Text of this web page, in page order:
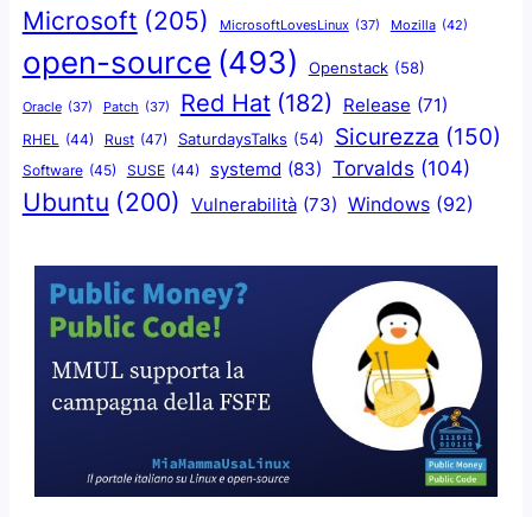
Microsoft (205) MicrosoftLovesLinux (37) Mozilla (42)
open-source (493) Openstack (58)
Oracle (37) Patch (37) Red Hat (182) Release (71)
RHEL (44) Rust (47) SaturdaysTalks (54) Sicurezza (150)
Software (45) SUSE (44) systemd (83) Torvalds (104)
Ubuntu (200) Vulnerabilità (73) Windows (92)